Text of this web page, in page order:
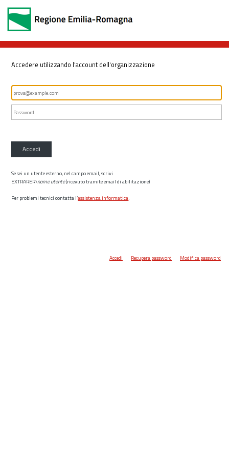
Accedere utilizzando l'account dell'organizzazione
Accedi
Se sei un utente esterno, nel campo email, scrivi
EXTRARER\nome utente(ricevuto tramite email di abilitazione)
Per problemi tecnici contatta l’assistenza informatica.
Accedi Recupera password Modifica password